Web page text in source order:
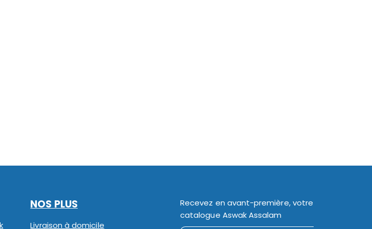
NOS PLUS
Livraison à domicile
Recevez en avant-première, votre
catalogue Aswak Assalam